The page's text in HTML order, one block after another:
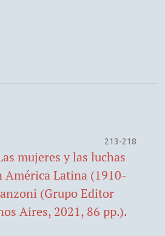
213-218
mujeres y las luchas
América Latina (1910-
(Grupo Editor
Aires, 2021, 86 pp.).